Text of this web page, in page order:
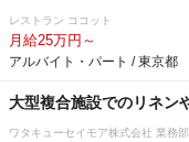
レストラン ココット
月給25万円～
アルバイト・パート / 東京都
大型複合施設でのリネン
ワタキューセイモア株式会社 業務部